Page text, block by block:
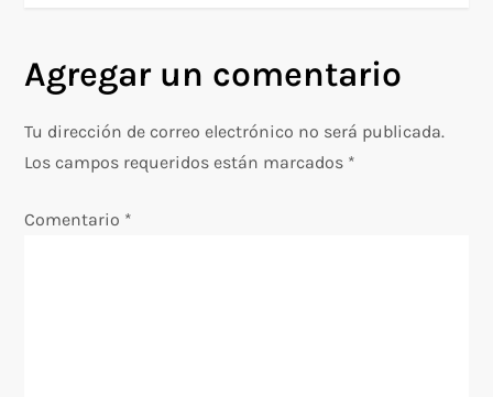
e
g
a
c
Agregar un comentario
Tu dirección de correo electrónico no será publicada.
Los campos requeridos están marcados *
Comentario *